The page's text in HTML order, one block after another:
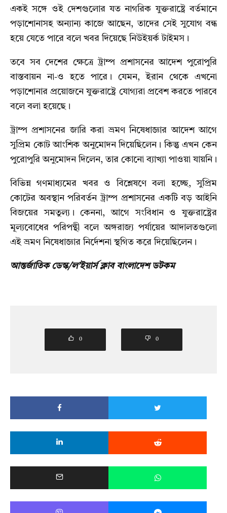
একই সঙ্গে ওই দেশগুলোর যত নাগরিক যুক্তরাষ্ট্রে বর্তমানে
পড়াশোনাসহ অন্যান্য কাজে আছেন, তাদের সেই সুযোগ বন্ধ
হয়ে যেতে পারে বলে খবর দিয়েছে নিউইয়র্ক টাইমস।
তবে সব দেশের ক্ষেত্রে ট্রাম্প প্রশাসনের আদেশ পুরোপুরি
বাস্তবায়ন না-ও হতে পারে। যেমন, ইরান থেকে এখনো
পড়াশোনার প্রয়োজনে যুক্তরাষ্ট্রে যোগ্যরা প্রবেশ করতে পারবে
বলে বলা হয়েছে।
ট্রাম্প প্রশাসনের জারি করা ভ্রমণ নিষেধাজ্ঞার আদেশ আগে
সুপ্রিম কোট আংশিক অনুমোদন দিয়েছিলেন। কিন্তু এখন কেন
পুরোপুরি অনুমোদন দিলেন, তার কোনো ব্যাখ্যা পাওয়া যায়নি।
বিভিন্ন গণমাধ্যমের খবর ও বিশ্লেষণে বলা হচ্ছে, সুপ্রিম
কোটের অবস্থান পরিবর্তন ট্রাম্প প্রশাসনের একটি বড় আইনি
বিজয়ের সমতুল্য। কেননা, আগে সংবিধান ও যুক্তরাষ্ট্রের
মূল্যবোধের পরিপন্থী বলে অঙ্গরাজ্য পর্যায়ের আদালতগুলো
এই ভ্রমণ নিষেধাজ্ঞার নির্দেশনা স্থগিত করে দিয়েছিলেন।
আন্তর্জাতিক ডেস্ক/ল’ইয়ার্স ক্লাব বাংলাদেশ ডটকম
0 0